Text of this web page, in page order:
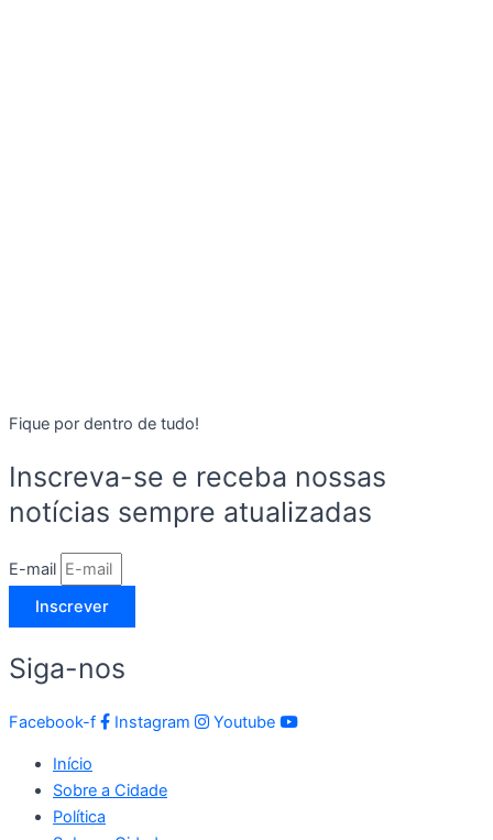
Fique por dentro de tudo!
Inscreva-se e receba nossas
notícias sempre atualizadas
E-mail
Inscrever
Siga-nos
Facebook-f Instagram Youtube
Início
Sobre a Cidade
Política